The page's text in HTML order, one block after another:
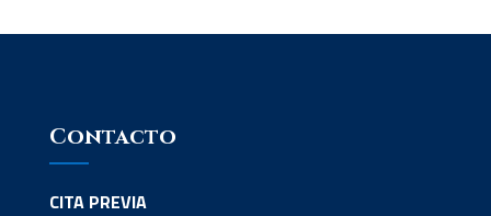
Contacto
CITA PREVIA